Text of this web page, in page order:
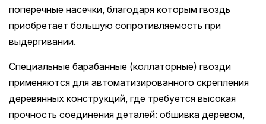
поперечные насечки, благодаря которым гвоздь
приобретает большую сопротивляемость при
выдергивании.
Специальные барабанные (коллаторные) гвозди
применяются для автоматизированного скрепления
деревянных конструкций, где требуется высокая
прочность соединения деталей: обшивка деревом,